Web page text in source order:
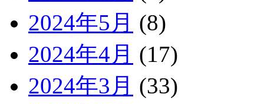
2024年5月 (8)
2024年4月 (17)
2024年3月 (33)